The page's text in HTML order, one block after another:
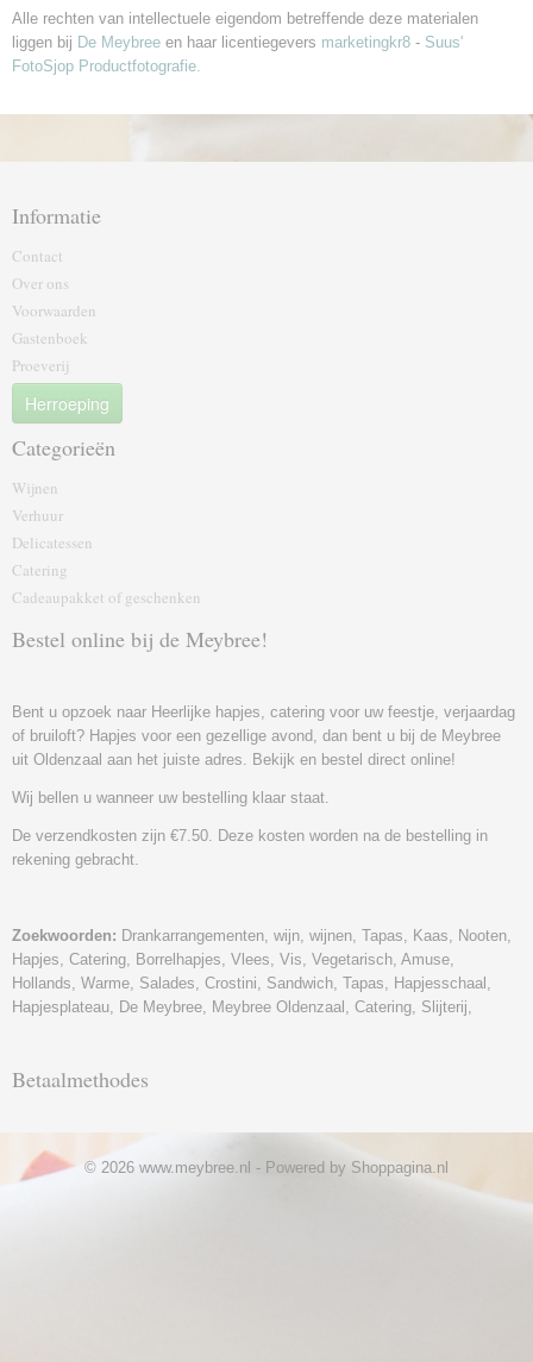
Alle rechten van intellectuele eigendom betreffende deze materialen
liggen bij De Meybree en haar licentiegevers marketingkr8 - Suus'
FotoSjop Productfotografie.
Informatie
Contact
Over ons
Voorwaarden
Gastenboek
Proeverij
Herroeping
Categorieën
Wijnen
Verhuur
Delicatessen
Catering
Cadeaupakket of geschenk‎en
Bestel online bij de Meybree!
Bent u opzoek naar Heerlijke hapjes, catering voor uw feestje, verjaardag
of bruiloft? Hapjes voor een gezellige avond, dan bent u bij de Meybree
uit Oldenzaal aan het juiste adres. Bekijk en bestel direct online!
Wij bellen u wanneer uw bestelling klaar staat.
De verzendkosten zijn €7.50. Deze kosten worden na de bestelling in
rekening gebracht.
Zoekwoorden: Drankarrangementen, wijn, wijnen, Tapas, Kaas, Nooten,
Hapjes, Catering, Borrelhapjes, Vlees, Vis, Vegetarisch, Amuse,
Hollands, Warme, Salades, Crostini, Sandwich, Tapas, Hapjesschaal,
Hapjesplateau, De Meybree, Meybree Oldenzaal, Catering, Slijterij,
Betaalmethodes
© 2026 www.meybree.nl - Powered by Shoppagina.nl